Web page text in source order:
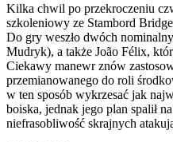
Kilka chwil po przekroczeniu
szkoleniowy ze Stambord
Do gry weszło dwóch
Mudryk), a także João Félix,
Ciekawy manewr znów
przemianowanego do roli
w ten sposób wykrzesać jak
boiska, jednak jego plan spalił
niefrasobliwość skrajnych